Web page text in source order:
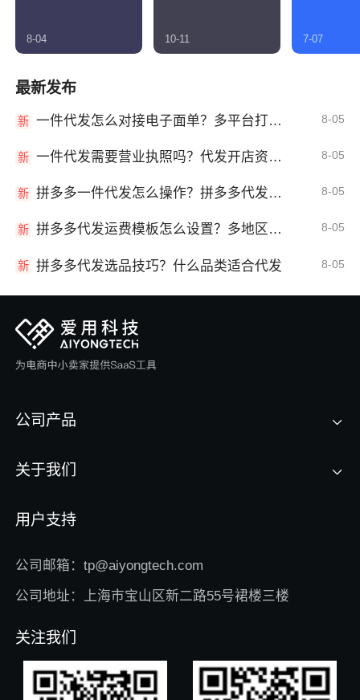
8-04 10-11 7-07
最新发布
新 一件代发怎么对接电子面单？多平台打单发货教程 8-05
新 一件代发需要营业执照吗？代发开店资质详解 8-05
新 拼多多一件代发怎么操作？拼多多代发全流程 8-05
新 拼多多代发运费模板怎么设置？多地区运费 8-05
新 拼多多代发选品技巧？什么品类适合代发 8-05
公司产品
关于我们
用户支持
公司邮箱：tp@aiyongtech.com
公司地址：上海市宝山区新二路55号裙楼三楼
关注我们